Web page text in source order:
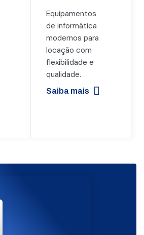
Equipamentos
de informática
modernos para
locação com
flexibilidade e
qualidade.
Saiba mais